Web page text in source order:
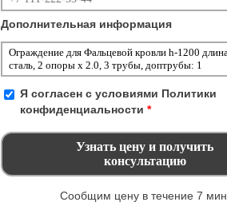
Дополнительная информация
Я согласен с условиями Политики
конфиденциальности *
Сообщим цену в течение 7 мин.